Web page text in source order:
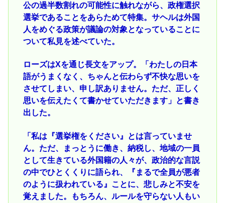
公の過半数割れの可能性に触れながら、政権選択
選挙であることをあらためて特集。サヘルは外国
人をめぐる政策が議論の対象となっていることに
ついて私見を述べていた。
ローズはXを通じ長文をアップ。「わたしの日本
語がうまくなく、ちゃんと伝わらず不快な思いを
させてしまい、申し訳ありません。ただ、正しく
思いを伝えたくて書かせていただきます」と書き
出した。
「私は『選挙権をください』とは言っていませ
ん。ただ、まっとうに働き、納税し、地域の一員
として生きている外国籍の人々が、政治的な言説
の中でひとくくりに語られ、『まるで全員が悪者
のように扱われている』ことに、悲しみと不安を
覚えました。もちろん、ルールを守らない人もい